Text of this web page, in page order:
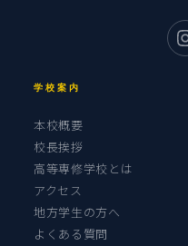
学校案内
本校概要
校長挨拶
高等専修学校とは
アクセス
地方学生の方へ
よくある質問